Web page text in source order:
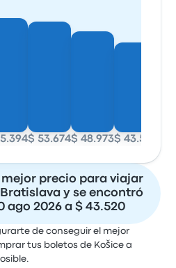
$ 53.674$ 48.973$ 43.520
mejor precio para viajar
y se encontró
ago 2026 a $ 43.520
de conseguir el mejor
tus boletos de Košice a